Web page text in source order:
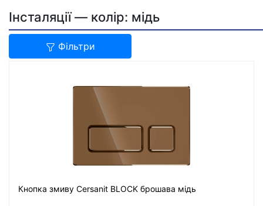
Інсталяції — колір: мідь
Фільтри
Кнопка змиву Cersanit BLOCK брошава мідь